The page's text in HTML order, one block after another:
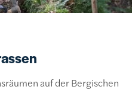
auf der Bergischen